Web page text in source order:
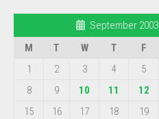
September 2003
M
T W T F
1
2 3 4 5
8
9 10 11 12
15
16 17 18 19